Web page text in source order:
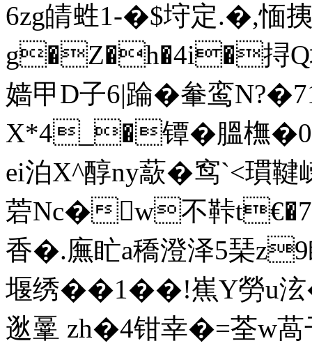
6zg皘﨡1-�$垨定.�,愐
g�Z�h�4i�挦Q
嫱甲D子6|踚�軬鸾
X*4_�镡�膃橅
ei泊X^醇ny藃�窎`<瑻鞬
菪Nc�w不鞐t€�7
香�.廡盳a穚澄泽5琹
堰绣��1��!嶣Y勞u
逖鞷 zh�4钳幸�=荃w萵